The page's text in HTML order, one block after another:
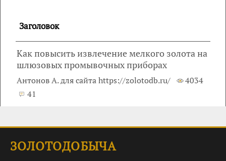
Заголовок
Как повысить извлечение мелкого золота на
шлюзовых промывочных приборах
Антонов А. для сайта https://zolotodb.ru/
4034
41
ЗОЛОТОДОБЫЧА